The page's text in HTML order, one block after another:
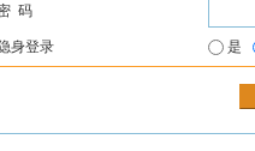
码
身登录 是